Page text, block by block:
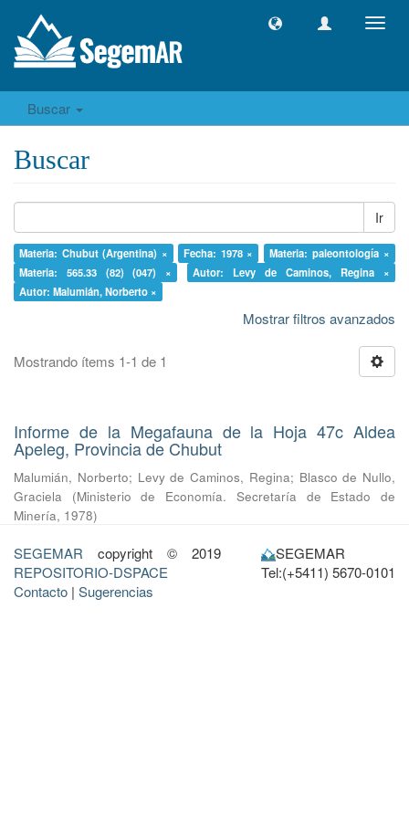
Buscar
Buscar
Ir
Materia: Chubut (Argentina) × Fecha: 1978 ×
Materia: paleontología ×
Materia: 565.33 (82) (047) ×
Autor: Levy de Caminos, Regina ×
Autor: Malumián, Norberto ×
Mostrar filtros avanzados
Mostrando ítems 1-1 de 1
Informe de la Megafauna de la Hoja 47c Aldea
Apeleg, Provincia de Chubut
Malumián, Norberto; Levy de Caminos, Regina; Blasco de Nullo,
Graciela
(Ministerio de Economía. Secretaría de Estado de
Minería, 1978)
SEGEMAR copyright © 2019
REPOSITORIO-DSPACE
Contacto | Sugerencias
SEGEMAR
Tel:(+5411) 5670-0101